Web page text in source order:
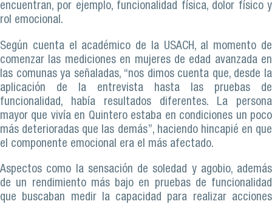
encuentran, por ejemplo, funcionalidad física, dolor físico y
rol emocional.
Según cuenta el académico de la USACH, al momento de
comenzar las mediciones en mujeres de edad avanzada en
las comunas ya señaladas, “nos dimos cuenta que, desde la
aplicación de la entrevista hasta las pruebas de
funcionalidad, había resultados diferentes. La persona
mayor que vivía en Quintero estaba en condiciones un poco
más deterioradas que las demás”, haciendo hincapié en que
el componente emocional era el más afectado.
Aspectos como la sensación de soledad y agobio, además
de un rendimiento más bajo en pruebas de funcionalidad
que buscaban medir la capacidad para realizar acciones